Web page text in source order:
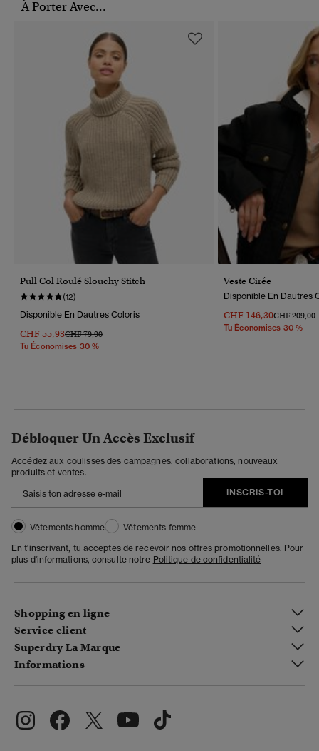
À Porter Avec...
Pull Col Roulé Slouchy Stitch
(12)
Disponible En Dautres Coloris
CHF 55,93Prix Réduit De
CHF 79,90À
Tu Économises 30 %
Veste Cirée
Disponible En Dautres
CHF 146,30Prix Réduit
CHF 209,00
Tu Économises 30 %
Débloquer Un Accès Exclusif
Accédez aux coulisses des campagnes, collaborations, nouveaux
produits et ventes.
INSCRIS-TOI
Vêtements homme
Vêtements femme
En t'inscrivant, tu acceptes de recevoir nos offres promotionnelles. Pour
plus d'informations, consulte notre Politique de confidentialité
Shopping en ligne
Service client
Superdry La Marque
Informations